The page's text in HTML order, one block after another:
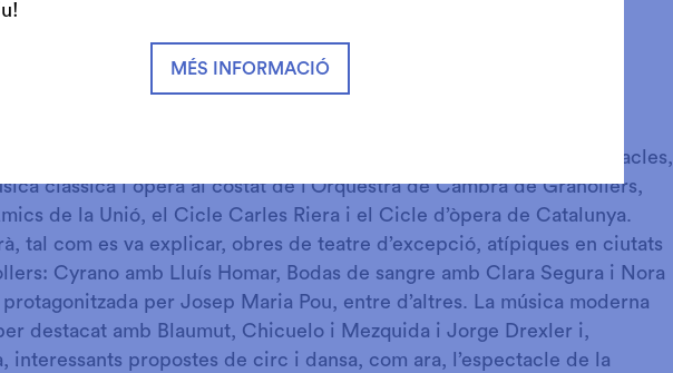
les vostres entrades pels espectacles d’Escena grAn a
PER A TOTS ELS PÚBLICS!
Granollers
ha programat, per la seva part, una seixantena d’espectacles,
clàssica i òpera al costat de l’Orquestra de Cambra de Granollers,
de la Unió, el Cicle Carles Riera i el Cicle d’òpera de Catalunya.
tal com es va explicar, obres de teatre d’excepció, atípiques en ciutats
Cyrano amb Lluís Homar, Bodas de sangre amb Clara Segura i Nora
per Josep Maria Pou, entre d’altres. La música moderna
destacat amb Blaumut, Chicuelo i Mezquida i Jorge Drexler i,
interessants propostes de circ i dansa, com ara, l’espectacle de la
MÉS INFORMACIÓ